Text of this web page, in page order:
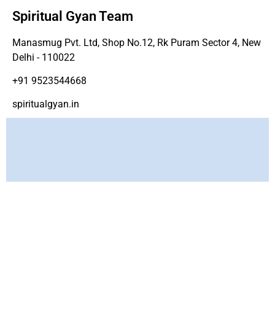
Spiritual Gyan Team
Manasmug Pvt. Ltd, Shop No.12, Rk Puram Sector 4, New
Delhi - 110022
+91 9523544668
spiritualgyan.in